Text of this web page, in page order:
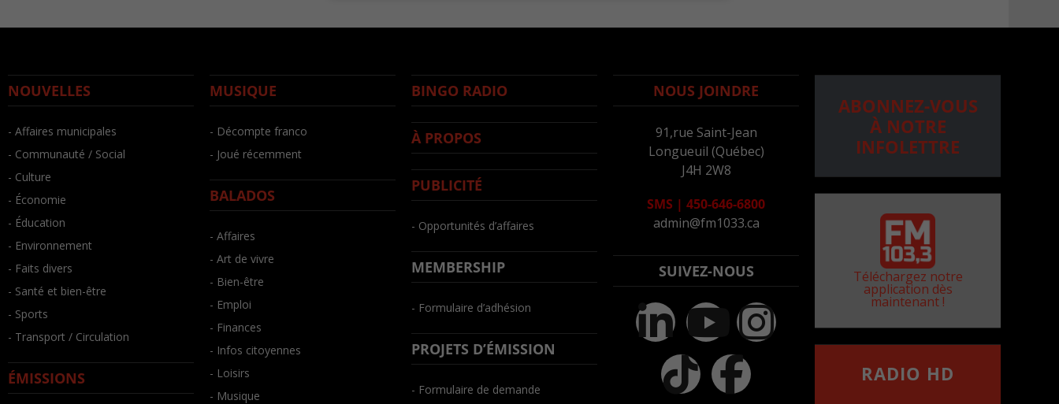
NOUVELLES
- Affaires municipales
- Communauté / Social
- Culture
- Économie
- Éducation
- Environnement
- Faits divers
- Santé et bien-être
- Sports
- Transport / Circulation
ÉMISSIONS
MUSIQUE
- Décompte franco
- Joué récemment
BALADOS
- Affaires
- Art de vivre
- Bien-être
- Emploi
- Finances
- Infos citoyennes
- Loisirs
- Musique
BINGO RADIO
À PROPOS
PUBLICITÉ
- Opportunités d’affaires
MEMBERSHIP
- Formulaire d’adhésion
PROJETS D’ÉMISSION
- Formulaire de demande
NOUS JOINDRE
91,rue Saint-Jean
Longueuil (Québec)
J4H 2W8
SMS | 450-646-6800
admin@fm1033.ca
SUIVEZ-NOUS
ABONNEZ-VOUS
À NOTRE
INFOLETTRE
Téléchargez notre
application dès
maintenant !
RADIO HD